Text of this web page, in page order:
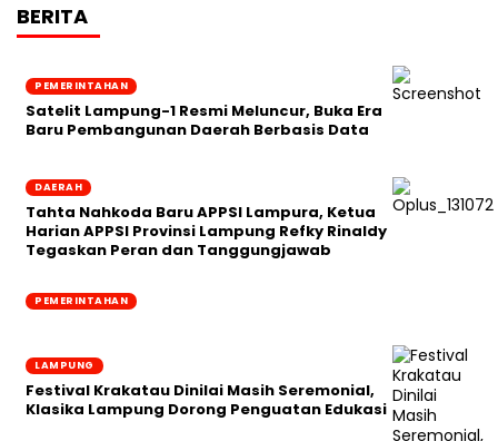
BERITA
PEMERINTAHAN
Satelit Lampung-1 Resmi Meluncur, Buka Era
Baru Pembangunan Daerah Berbasis Data
DAERAH
Tahta Nahkoda Baru APPSI Lampura, Ketua
Harian APPSI Provinsi Lampung Refky Rinaldy
Tegaskan Peran dan Tanggungjawab
PEMERINTAHAN
LAMPUNG
Festival Krakatau Dinilai Masih Seremonial,
Klasika Lampung Dorong Penguatan Edukasi